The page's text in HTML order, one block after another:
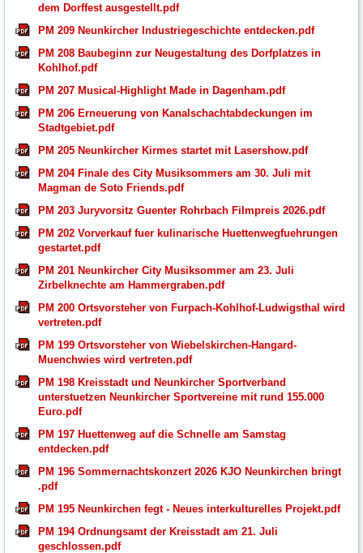
dem Dorffest ausgestellt.pdf
PM 209 Neunkircher Industriegeschichte entdecken.pdf
PM 208 Baubeginn zur Neugestaltung des Dorfplatzes in
Kohlhof.pdf
PM 207 Musical-Highlight Made in Dagenham.pdf
PM 206 Erneuerung von Kanalschachtabdeckungen im
Stadtgebiet.pdf
PM 205 Neunkircher Kirmes startet mit Lasershow.pdf
PM 204 Finale des City Musiksommers am 30. Juli mit
Magman de Soto Friends.pdf
PM 203 Juryvorsitz Guenter Rohrbach Filmpreis 2026.pdf
PM 202 Vorverkauf fuer kulinarische Huettenwegfuehrungen
gestartet.pdf
PM 201 Neunkircher City Musiksommer am 23. Juli
Zirbelknechte am Hammergraben.pdf
PM 200 Ortsvorsteher von Furpach-Kohlhof-Ludwigsthal wird
vertreten.pdf
PM 199 Ortsvorsteher von Wiebelskirchen-Hangard-
Muenchwies wird vertreten.pdf
PM 198 Kreisstadt und Neunkircher Sportverband
unterstuetzen Neunkircher Sportvereine mit rund 155.000
Euro.pdf
PM 197 Huettenweg auf die Schnelle am Samstag
entdecken.pdf
PM 196 Sommernachtskonzert 2026 KJO Neunkirchen bringt
.pdf
PM 195 Neunkirchen fegt - Neues interkulturelles Projekt.pdf
PM 194 Ordnungsamt der Kreisstadt am 21. Juli
geschlossen.pdf